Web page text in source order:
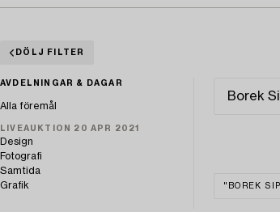
DÖLJ FILTER
AVDELNINGAR & DAGAR
Alla föremål
LIVEAUKTION 20 APR 2021
Design
Fotografi
Samtida
Grafik
"BOREK